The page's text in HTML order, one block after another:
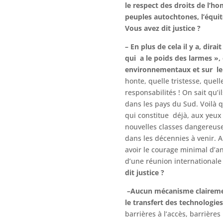
le respect des droits de
peuples autochtones,
Vous avez dit justice ?
– En plus de cela il y a,
qui a le poids des larmes »,
environnementaux et sur
honte, quelle tristesse,
responsabilités ! On sait
dans les pays du Sud. Voilà
qui constitue déjà, aux
nouvelles classes
dans les décennies à venir.
avoir le courage minimal
d’une réunion
dit justice ?
–Aucun mécanisme
le transfert des
barrières à l’accès,